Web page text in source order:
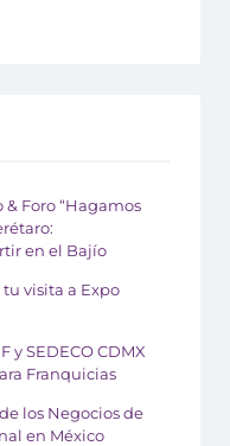
& Foro “Hagamos
en el Bajío
tu visita a Expo
y SEDECO CDMX
Franquicias
los Negocios de
en México